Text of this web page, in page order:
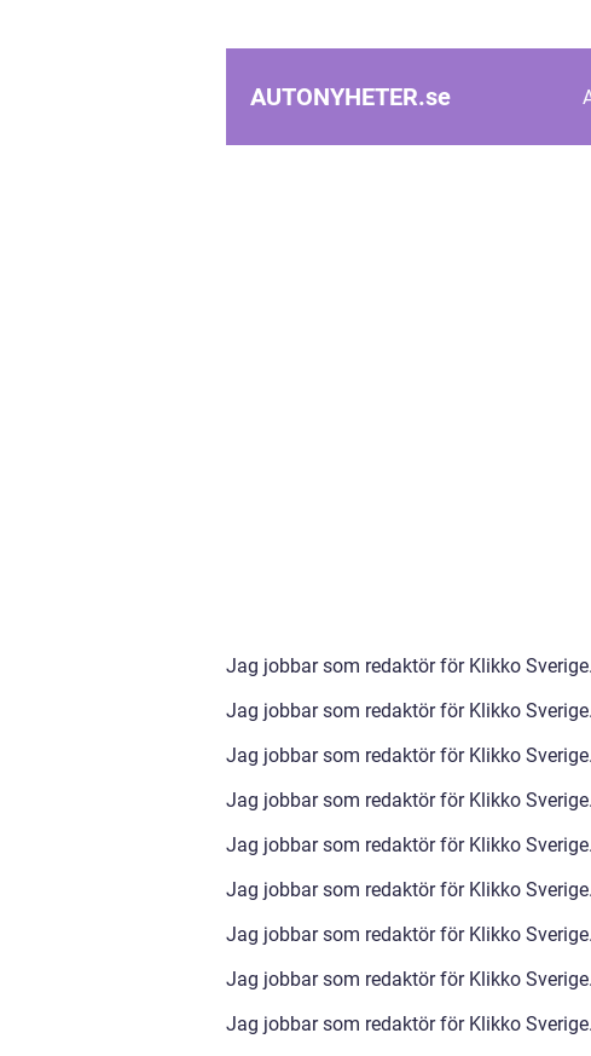
AUTONYHETER.se
Jag jobbar som redaktör för Klikko Sverige.
Jag jobbar som redaktör för Klikko Sverige.
Jag jobbar som redaktör för Klikko Sverige.
Jag jobbar som redaktör för Klikko Sverige.
Jag jobbar som redaktör för Klikko Sverige.
Jag jobbar som redaktör för Klikko Sverige.
Jag jobbar som redaktör för Klikko Sverige.
Jag jobbar som redaktör för Klikko Sverige.
Jag jobbar som redaktör för Klikko